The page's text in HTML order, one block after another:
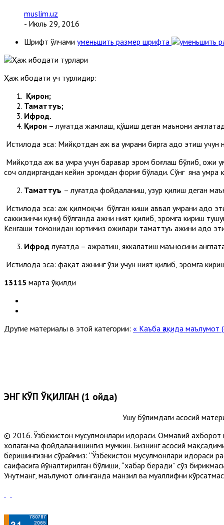
muslim.uz
- Июль 29, 2016
Шрифт ўлчами уменьшить размер шрифта
Ҳаж ибодати уч турлидир:
Қирон;
Таматтуъ;
Ифрод.
Қирон – луғатда жамлаш, қўшиш деган маънони
Истилоҳда эса: Мийқотдан ҳаж ва умрани бирга адо этиш учун
Мийқотда ҳаж ва умра учун баравар эҳром боғлаш бўлиб,
соч олдиргандан кейин эҳромдан фориғ бўлади. Сўнг яна умра
Таматтуъ – луғатда фойдаланиш, ҳузур қилиш деган
Истилоҳда эса: ҳаж қилмоқчи бўлган киши аввал умрани адо
саккизинчи куни) бўлганда ҳажни ният қилиб, эҳромга кириш
Кенгаши томонидан юртимиз ҳожилари таматтуъ ҳажини адо
Ифрод луғатда – ажратиш, яккалатиш маъносини
Истилоҳда эса: фақат ҳажнинг ўзи учун ният қилиб, эҳромга
13115 марта ўқилди
Другие материалы в этой категории: « Каъба ҳақида
ЭНГ КЎП ЎҚИЛГАН (1 ойда)
Ушу бўлимдаги асосий
© 2016. Ўзбекистон мусулмонлари идораси. Оммавий ахборот
хоҳлаганча фойдаланишингиз мумкин. Бизнинг асосий
беришингизни сўраймиз: “Ўзбекистон мусулмонлари идораси
саҳифасига йўналтирилган бўлиши, “хабар беради” сўз
Унутманг, маълумот олинганда манзил ва муаллифни